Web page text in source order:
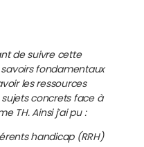
de suivre cette
savoirs fondamentaux
les ressources
concrets face à
TH.Ainsi j’ai pu :
handicap (RRH)